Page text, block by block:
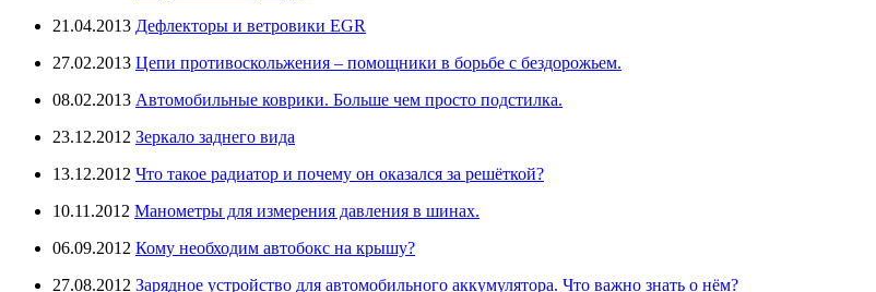
21.04.2013 Дефлекторы и ветровики EGR
27.02.2013 Цепи противоскольжения – помощники в борьбе с бездорожьем.
08.02.2013 Автомобильные коврики. Больше чем просто подстилка.
23.12.2012 Зеркало заднего вида
13.12.2012 Что такое радиатор и почему он оказался за решёткой?
10.11.2012 Манометры для измерения давления в шинах.
06.09.2012 Кому необходим автобокс на крышу?
27.08.2012 Зарядное устройство для автомобильного аккумулятора. Что важно знать о нём?